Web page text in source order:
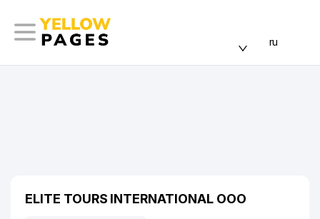
ru
ELITE TOURS INTERNATIONAL ООО